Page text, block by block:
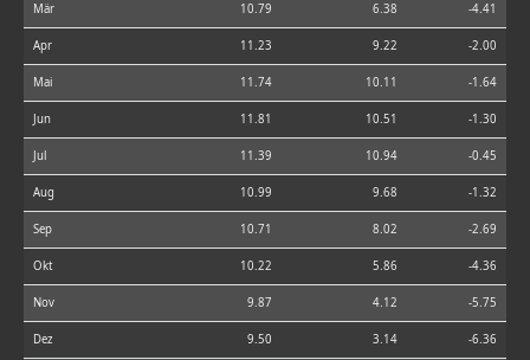
Mär 10.79 6.38 -4.41
Apr 11.23 9.22 -2.00
Mai 11.74 10.11 -1.64
Jun 11.81 10.51 -1.30
Jul 11.39 10.94 -0.45
Aug 10.99 9.68 -1.32
Sep 10.71 8.02 -2.69
Okt 10.22 5.86 -4.36
Nov 9.87 4.12 -5.75
Dez 9.50 3.14 -6.36